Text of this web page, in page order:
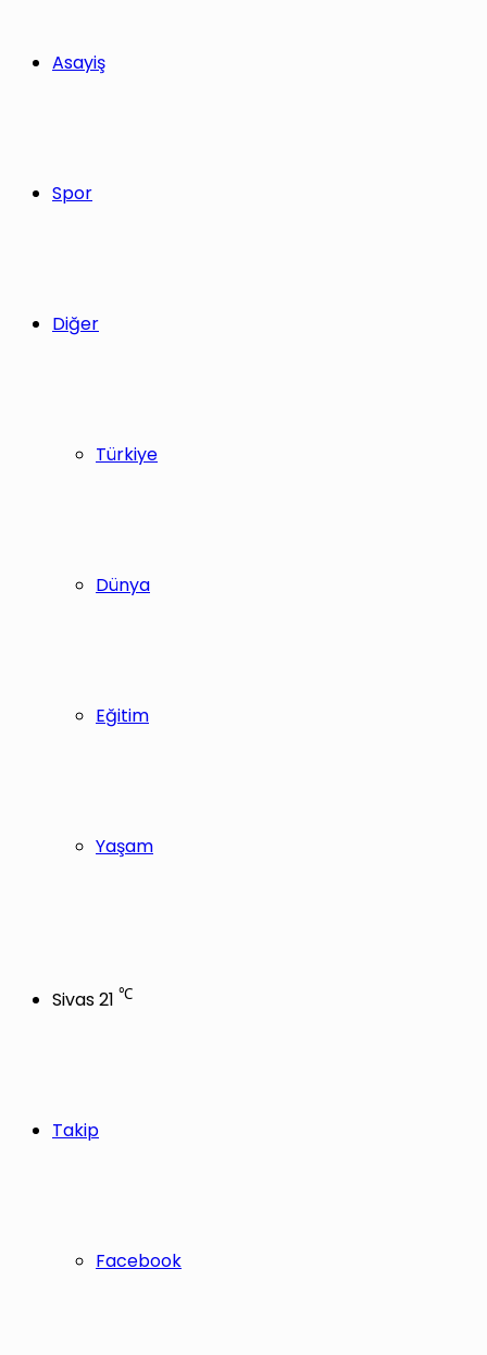
Asayiş
Spor
Diğer
Türkiye
Dünya
Eğitim
Yaşam
Sivas21 ℃
Takip
Facebook